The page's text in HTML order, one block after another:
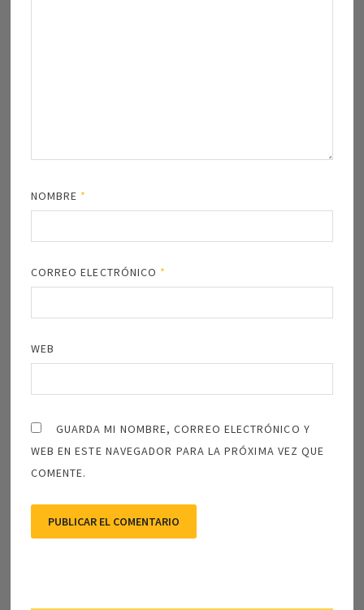
NOMBRE *
CORREO ELECTRÓNICO *
WEB
GUARDA MI NOMBRE, CORREO ELECTRÓNICO Y
WEB EN ESTE NAVEGADOR PARA LA PRÓXIMA VEZ QUE
COMENTE.